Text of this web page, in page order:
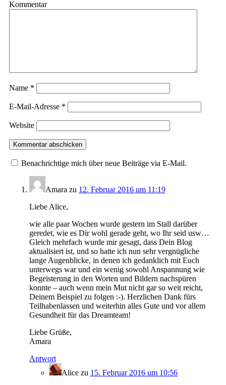
Kommentar
Name *
E-Mail-Adresse *
Website
Benachrichtige mich über neue Beiträge via E-Mail.
Amarazu 12. Februar 2016 um 11:19
Liebe Alice,
wie alle paar Wochen wurde gestern im Stall darüber
geredet, wie es Dir wohl gerade geht, wo Ihr seid usw…
Gleich mehrfach wurde mir gesagt, dass Dein Blog
aktualisiert ist, und so hatte ich nun sehr vergnügliche
lange Augenblicke, in denen ich gedanklich mit Euch
unterwegs war und ein wenig sowohl Anspannung wie
Begeisterung in den Worten und Bildern nachspüren
konnte – auch wenn mein Mut nicht gar so weit reicht,
Deinem Beispiel zu folgen :-). Herzlichen Dank fürs
Teilhabenlassen und weiterhin alles Gute und vor allem
Gesundheit für das Dreamteam!
Liebe Grüße,
Amara
Antwort
Alicezu 15. Februar 2016 um 10:56